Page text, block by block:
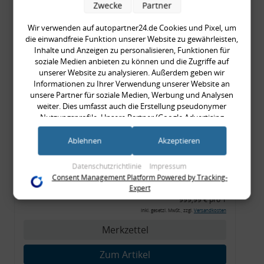
Merkzettel
Zum Artikel
Rückleuchtenband mit
Blinker, orange, Audi 80
Cabrio, Typ 89, OE-Nr.:
8G0945225 + 8G0945225C
999,99 €
999,99 € pro 1
inkl. gesetzl. MwSt., zzgl. Versandkosten
Merkzettel
Zum Artikel
Wir verwenden auf autopartner24.de Cookies und Pixel, um
die einwandfreie Funktion unserer Website zu gewährleisten,
Inhalte und Anzeigen zu personalisieren, Funktionen für
soziale Medien anbieten zu können und die Zugriffe auf
unserer Website zu analysieren. Außerdem geben wir
Informationen zu Ihrer Verwendung unserer Website an
unsere Partner für soziale Medien, Werbung und Analysen
weiter. Dies umfasst auch die Erstellung pseudonymer
Nutzungsprofile. Unsere Partner (Google Advertising
Products) führen diese Informationen möglicherweise mit
weiteren Daten zusammen, die Sie ihnen bereitgestellt haben
im Rahmen Ihrer Nutzung der Dienste gesammelt haben
(bspw. Nutzungsdaten anderer Geräte). Ihre Einwilligung zur
Nutzung von Cookies und Pixeln können Sie jederzeit
widerrufen, indem Sie auf den Datenschutz-Button links
unten klicken und dort die entsprechenden Anpassungen
Zwecke der Datenverarbeitung durch unsere Partner:
Speichern von oder Zugriff auf Informationen auf einem Endgerät
Datenschutzrichtlinie Impressum
Zwecke Partner
Ablehnen Akzeptieren
Consent Management Platform Powered by Tracking-
Expert